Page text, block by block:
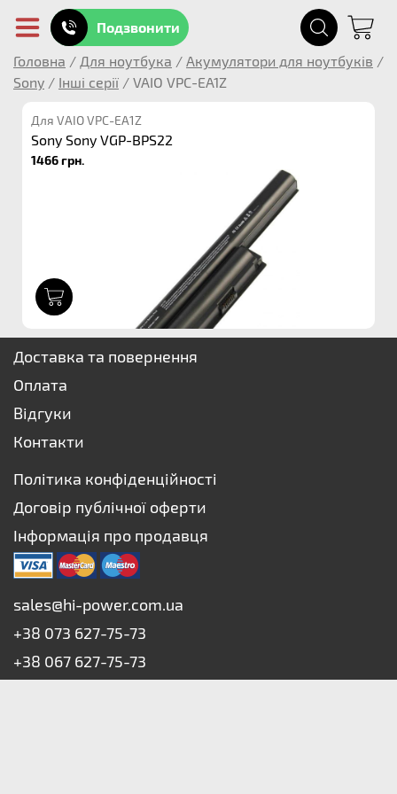
Подзвонити
Головна / Для ноутбука / Акумулятори для ноутбуків /
Sony / Інші серії / VAIO VPC-EA1Z
Для VAIO VPC-EA1Z
Sony Sony VGP-BPS22
1466 грн.
Доставка та повернення
Оплата
Відгуки
Контакти
Політика конфіденційності
Договір публічної оферти
Інформація про продавця
sales@hi-power.com.ua
+38 073 627-75-73
+38 067 627-75-73